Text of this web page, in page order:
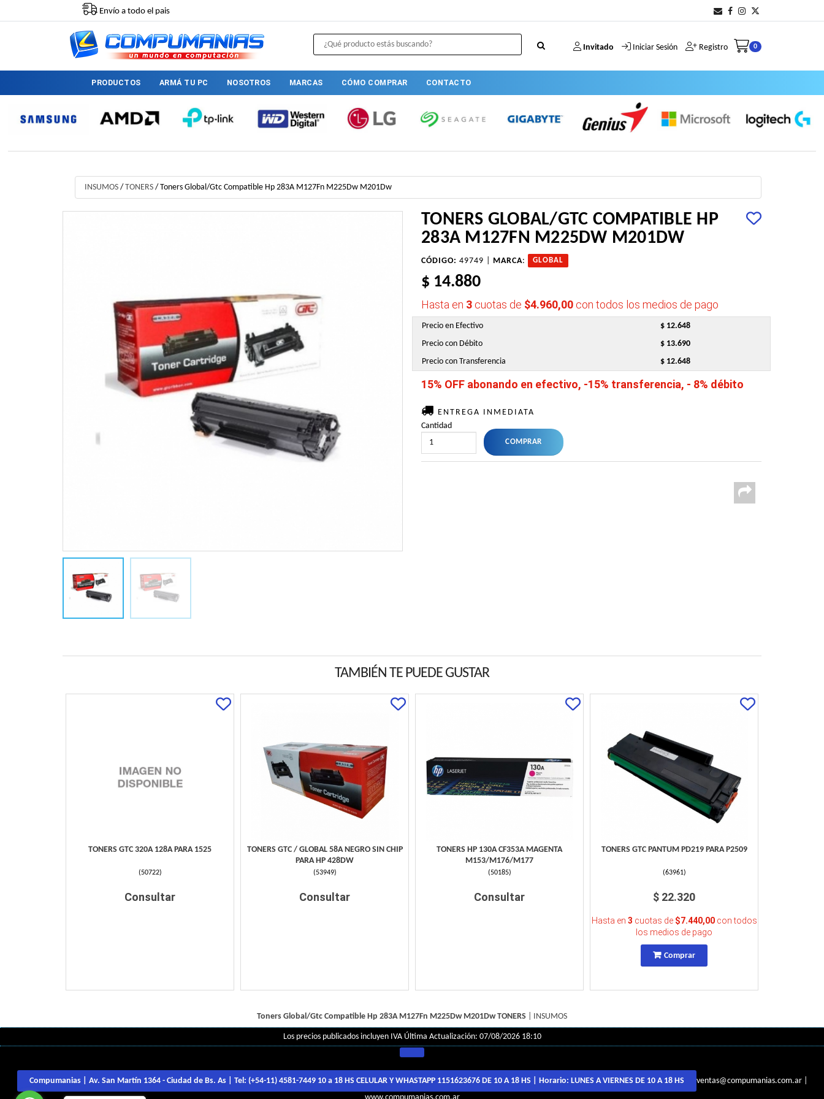
Invitado Iniciar Sesión Registro 0
PRODUCTOS ARMÁ TU PC NOSOTROS MARCAS CÓMO COMPRAR CONTACTO
Envío a todo el pais
INSUMOS / TONERS / Toners Global/Gtc Compatible Hp 283A M127Fn M225Dw M201Dw
TONERS GLOBAL/GTC COMPATIBLE HP
283A M127FN M225DW M201DW
CÓDIGO: 49749 | MARCA: GLOBAL
$ 14.880
Hasta en 3 cuotas de $4.960,00 con todos los medios de pago
Precio en Efectivo
$ 12.648
Precio con Débito
$ 13.690
Precio con Transferencia
$ 12.648
15% OFF abonando en efectivo, -15% transferencia, - 8% débito
ENTREGA INMEDIATA
Cantidad
TAMBIÉN TE PUEDE GUSTAR
TONERS GTC 320A 128A PARA 1525
(50722)
Consultar
TONERS GTC / GLOBAL 58A NEGRO SIN CHIP
PARA HP 428DW
(53949)
Consultar
TONERS HP 130A CF353A MAGENTA
M153/M176/M177
(50185)
Consultar
TONERS GTC PANTUM PD219 PARA P2509
(63961)
$ 22.320
Hasta en 3 cuotas de $7.440,00con todos
los medios de pago
Comprar
Toners Global/Gtc Compatible Hp 283A M127Fn M225Dw M201Dw TONERS INSUMOS
Los precios publicados incluyen IVA Última Actualización: 07/08/2026 18:10
Compumanias | Av. San Martín 1364 - Ciudad de Bs. As | Tel: (+54-11) 4581-7449 10 a 18 HS CELULAR Y WHASTAPP 1151623676 DE 10 A 18 HS | Horario: LUNES A VIERNES DE 10 A 18 HS ventas@compumanias.com.ar|